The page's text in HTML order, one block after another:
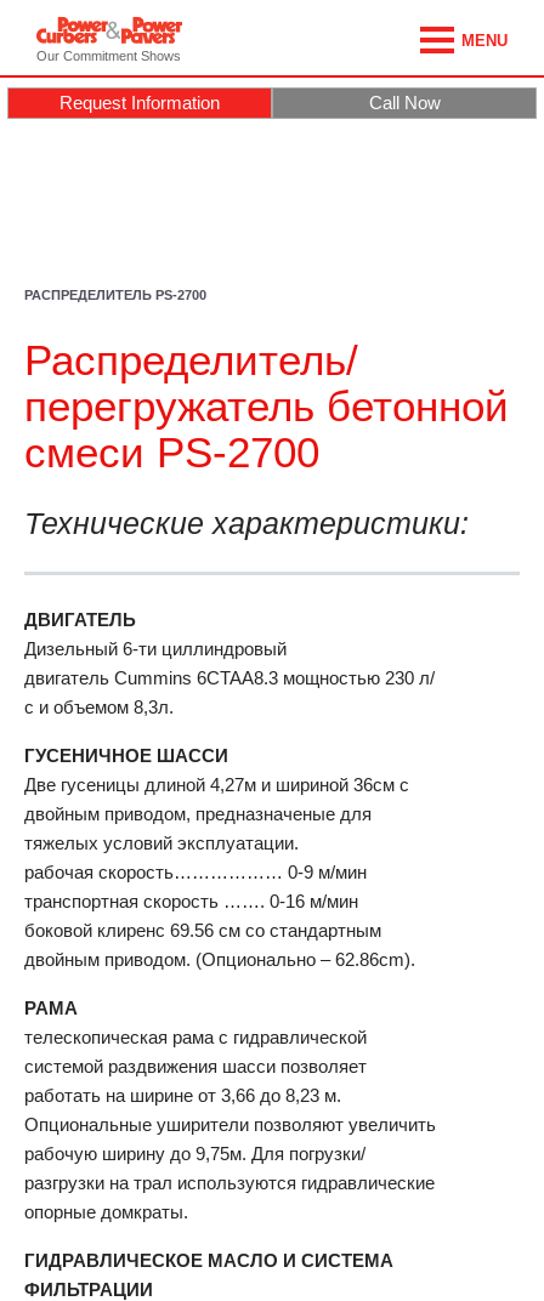
Our Commitment Shows
MENU
Request Information Call Now
РАСПРЕДЕЛИТЕЛЬ PS-2700
Распределитель/
перегружатель бетонной
смеси PS-2700
Технические характеристики:
ДВИГАТЕЛЬ
Дизельный 6-ти циллиндровый
двигатель Cummins 6CTAA8.3 мощностью 230 л/
с и объемом 8,3л.
ГУСЕНИЧНОЕ ШАССИ
Две гусеницы длиной 4,27м и шириной 36см с
двойным приводом, предназначеные для
тяжелых условий эксплуатации.
рабочая скорость……………… 0-9 м/мин
транспортная скорость ……. 0-16 м/мин
боковой клиренс 69.56 см со стандартным
двойным приводом. (Опционально – 62.86cm).
РАМА
телескопическая рама с гидравлической
системой раздвижения шасси позволяет
работать на ширине от 3,66 до 8,23 м.
Опциональные уширители позволяют увеличить
рабочую ширину до 9,75м. Для погрузки/
разгрузки на трал используются гидравлические
опорные домкраты.
ГИДРАВЛИЧЕСКОЕ МАСЛО И СИСТЕМА
ФИЛЬТРАЦИИ